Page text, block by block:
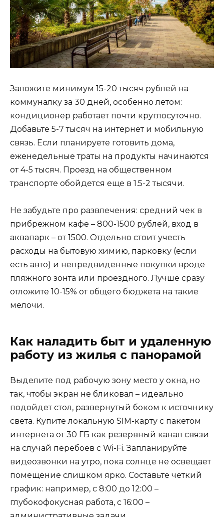
Заложите минимум 15-20 тысяч рублей на
коммуналку за 30 дней, особенно летом:
кондиционер работает почти круглосуточно.
Добавьте 5-7 тысяч на интернет и мобильную
связь. Если планируете готовить дома,
еженедельные траты на продукты начинаются
от 4-5 тысяч. Проезд на общественном
транспорте обойдется еще в 1.5-2 тысячи.
Не забудьте про развлечения: средний чек в
прибрежном кафе – 800-1500 рублей, вход в
аквапарк – от 1500. Отдельно стоит учесть
расходы на бытовую химию, парковку (если
есть авто) и непредвиденные покупки вроде
пляжного зонта или проездного. Лучше сразу
отложите 10-15% от общего бюджета на такие
мелочи.
Как наладить быт и удаленную
работу из жилья с панорамой
Выделите под рабочую зону место у окна, но
так, чтобы экран не бликовал – идеально
подойдет стол, развернутый боком к источнику
света. Купите локальную SIM-карту с пакетом
интернета от 30 ГБ как резервный канал связи
на случай перебоев с Wi-Fi. Запланируйте
видеозвонки на утро, пока солнце не освещает
помещение слишком ярко. Составьте четкий
график: например, с 8:00 до 12:00 –
глубокофокусная работа, с 16:00 –